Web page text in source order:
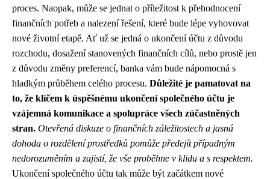
proces. Naopak, může se jednat o příležitost k přehodnocení
finančních potřeb a nalezení řešení, které bude lépe vyhovovat
nové životní etapě. Ať už se jedná o ukončení účtu z důvodu
rozchodu, dosažení stanovených finančních cílů, nebo prostě jen
z důvodu změny preferencí, banka vám bude nápomocná s
hladkým průběhem celého procesu. Důležité je pamatovat na
to, že klíčem k úspěšnému ukončení společného účtu je
vzájemná komunikace a spolupráce všech zúčastněných
stran. Otevřená diskuze o finančních záležitostech a jasná
dohoda o rozdělení prostředků pomůže předejít případným
nedorozuměním a zajistí, že vše proběhne v klidu a s respektem.
Ukončení společného účtu tak může být začátkem nové